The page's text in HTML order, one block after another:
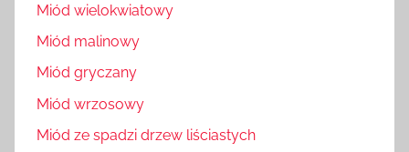
Miód wielokwiatowy
Miód malinowy
Miód gryczany
Miód wrzosowy
Miód ze spadzi drzew liściastych